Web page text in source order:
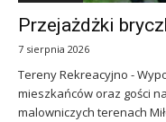
Przejażdżki
7 sierpnia 2026
Tereny Rekreacyjno -
mieszkańców oraz gości
malowniczych terenach